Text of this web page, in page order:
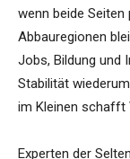
wenn beide
Abbauregionen
Jobs, Bildung und
Stabilität
im Kleinen schafft
Experten der